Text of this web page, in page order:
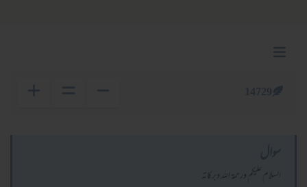
السلام عليكم ورحمة الله وبركاته